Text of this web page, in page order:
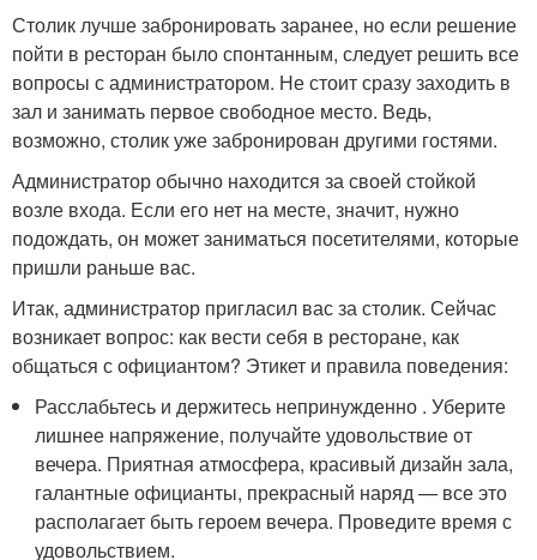
Столик лучше забронировать заранее, но если решение
пойти в ресторан было спонтанным, следует решить все
вопросы с администратором. Не стоит сразу заходить в
зал и занимать первое свободное место. Ведь,
возможно, столик уже забронирован другими гостями.
Администратор обычно находится за своей стойкой
возле входа. Если его нет на месте, значит, нужно
подождать, он может заниматься посетителями, которые
пришли раньше вас.
Итак, администратор пригласил вас за столик. Сейчас
возникает вопрос: как вести себя в ресторане, как
общаться с официантом? Этикет и правила поведения:
Расслабьтесь и держитесь непринужденно . Уберите
лишнее напряжение, получайте удовольствие от
вечера. Приятная атмосфера, красивый дизайн зала,
галантные официанты, прекрасный наряд — все это
располагает быть героем вечера. Проведите время с
удовольствием.